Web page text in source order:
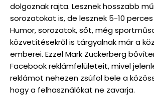
dolgoznak rajta. Lesznek hosszabb
sorozatokat is, de lesznek 5-10
Humor, sorozatok, sőt, még
közvetítésekről is tárgyalnak már a
emberei. Ezzel Mark Zuckerberg
Facebook reklámfelületeit, mivel
reklámot nehezen zsúfol bele a
hogy a felhasználókat ne zavarja.